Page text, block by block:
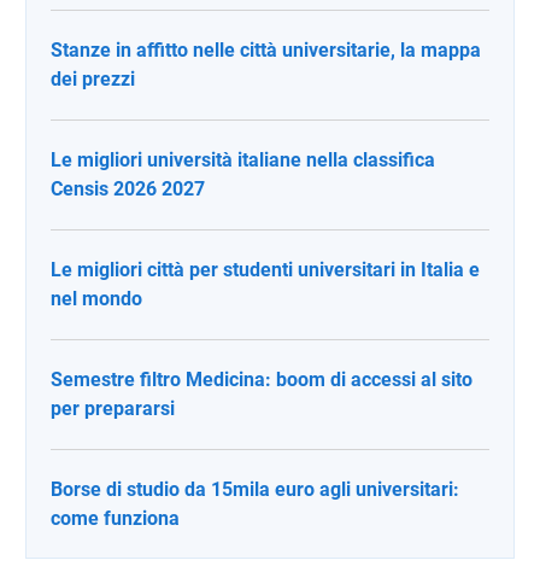
Stanze in affitto nelle città universitarie, la mappa
dei prezzi
Le migliori università italiane nella classifica
Censis 2026 2027
Le migliori città per studenti universitari in Italia e
nel mondo
Semestre filtro Medicina: boom di accessi al sito
per prepararsi
Borse di studio da 15mila euro agli universitari:
come funziona